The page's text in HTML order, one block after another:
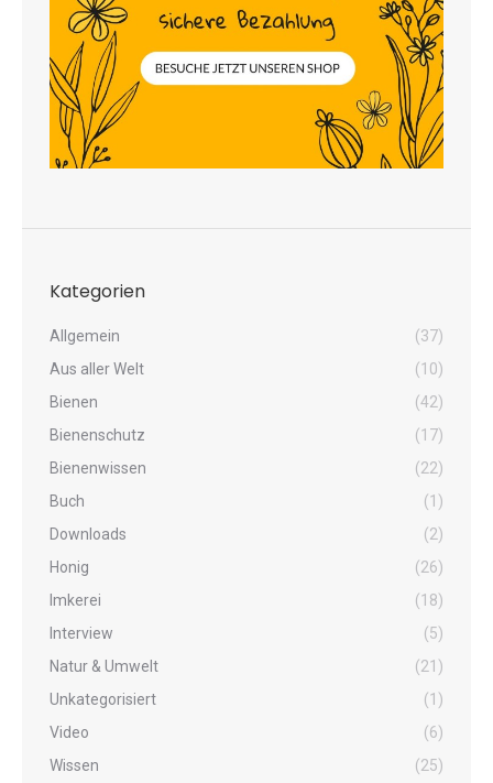
Kategorien
Allgemein
(37)
Aus aller Welt
(10)
Bienen
(42)
Bienenschutz
(17)
Bienenwissen
(22)
Buch
(1)
Downloads
(2)
Honig
(26)
Imkerei
(18)
Interview
(5)
Natur & Umwelt
(21)
Unkategorisiert
(1)
Video
(6)
Wissen
(25)